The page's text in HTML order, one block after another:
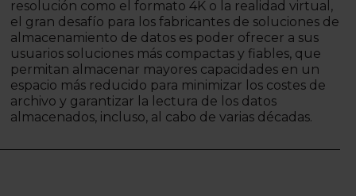
resolución como el formato 4K o la realidad virtual,
el gran desafío para los fabricantes de soluciones de
almacenamiento de datos es poder ofrecer a sus
usuarios soluciones más compactas y fiables, que
permitan almacenar mayores capacidades en un
espacio más reducido para minimizar los costes de
archivo y garantizar la lectura de los datos
almacenados, incluso, al cabo de varias décadas.